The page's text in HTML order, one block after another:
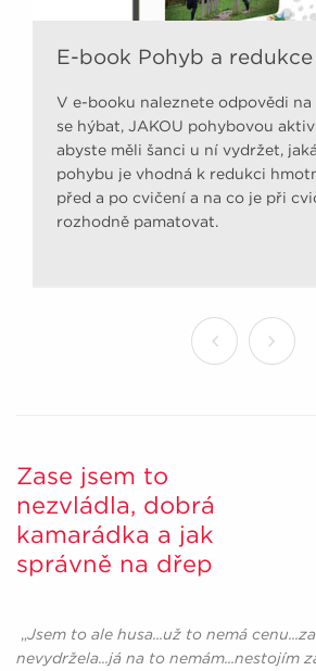
E-book Pohyb a
V e-booku naleznete odpovědi na
se hýbat, JAKOU pohybovou
abyste měli šanci u ní vydržet,
pohybu je vhodná k redukci
před a po cvičení a na co je při
rozhodně pamatovat.
Zase jsem to
nezvládla, dobrá
kamarádka a jak
správně na dřep
„Jsem to ale husa...už to nemá
nevydržela...já na to nemám...nestojím